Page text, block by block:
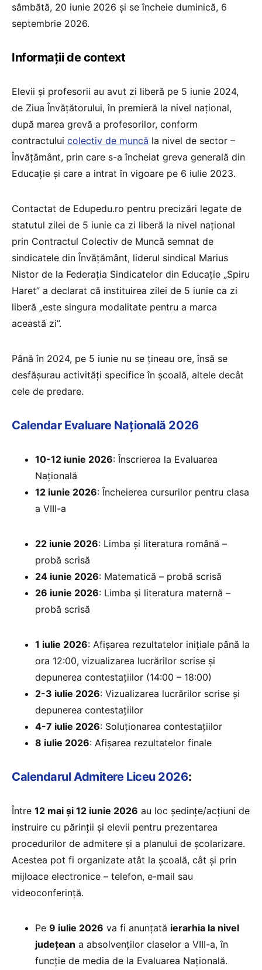
sâmbătă, 20 iunie 2026 și se încheie duminică, 6
septembrie 2026.
Informații de context
Elevii și profesorii au avut zi liberă pe 5 iunie 2024,
de Ziua Învățătorului, în premieră la nivel național,
după marea grevă a profesorilor, conform
contractului colectiv de muncă la nivel de sector –
Învățământ, prin care s-a încheiat greva generală din
Educație și care a intrat în vigoare pe 6 iulie 2023.
Contactat de Edupedu.ro pentru precizări legate de
statutul zilei de 5 iunie ca zi liberă la nivel național
prin Contractul Colectiv de Muncă semnat de
sindicatele din Învățământ, liderul sindical Marius
Nistor de la Federația Sindicatelor din Educație „Spiru
Haret” a declarat că instituirea zilei de 5 iunie ca zi
liberă „este singura modalitate pentru a marca
această zi”.
Până în 2024, pe 5 iunie nu se țineau ore, însă se
desfășurau activități specifice în școală, altele decât
cele de predare.
Calendar Evaluare Națională 2026
10-12 iunie 2026: Înscrierea la Evaluarea
Națională
12 iunie 2026: Încheierea cursurilor pentru clasa
a VIII-a
22 iunie 2026: Limba și literatura română –
probă scrisă
24 iunie 2026: Matematică – probă scrisă
26 iunie 2026: Limba și literatura maternă –
probă scrisă
1 iulie 2026: Afișarea rezultatelor inițiale până la
ora 12:00, vizualizarea lucrărilor scrise și
depunerea contestațiilor (14:00 – 18:00)
2-3 iulie 2026: Vizualizarea lucrărilor scrise și
depunerea contestațiilor
4-7 iulie 2026: Soluționarea contestațiilor
8 iulie 2026: Afișarea rezultatelor finale
Calendarul Admitere Liceu 2026:
Între 12 mai și 12 iunie 2026 au loc ședinţe/acțiuni de
instruire cu părinţii şi elevii pentru prezentarea
procedurilor de admitere şi a planului de școlarizare.
Acestea pot fi organizate atât la școală, cât și prin
mijloace electronice – telefon, e-mail sau
videoconferință.
Pe 9 iulie 2026 va fi anunţată ierarhia la nivel
judeţean a absolvenţilor claselor a VIII-a, în
funcție de media de la Evaluarea Națională.